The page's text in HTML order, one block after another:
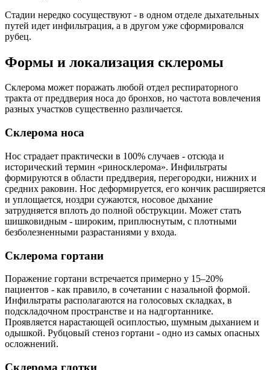
Стадии нередко сосуществуют - в одном отделе дыхательных
путей идет инфильтрация, а в другом уже сформировался
рубец.
Формы и локализация склеромы
Склерома может поражать любой отдел респираторного
тракта от преддверия носа до бронхов, но частота вовлечения
разных участков существенно различается.
Склерома носа
Нос страдает практически в 100% случаев - отсюда и
исторический термин «риносклерома». Инфильтраты
формируются в области преддверия, перегородки, нижних и
средних раковин. Нос деформируется, его кончик расширяется
и уплощается, ноздри сужаются, носовое дыхание
затрудняется вплоть до полной обструкции. Может стать
шишковидным - широким, приплюснутым, с плотными
безболезненными разрастаниями у входа.
Склерома гортани
Поражение гортани встречается примерно у 15–20%
пациентов - как правило, в сочетании с назальной формой.
Инфильтраты располагаются на голосовых складках, в
подскладочном пространстве и на надгортаннике.
Проявляется нарастающей осиплостью, шумным дыханием и
одышкой. Рубцовый стеноз гортани - одно из самых опасных
осложнений.
Склерома глотки